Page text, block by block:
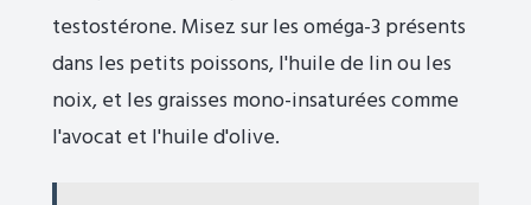
testostérone. Misez sur les oméga-3 présents
dans les petits poissons, l'huile de lin ou les
noix, et les graisses mono-insaturées comme
l'avocat et l'huile d'olive.